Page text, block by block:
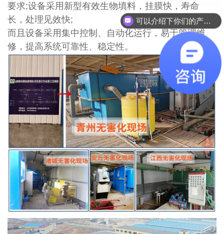
要求;设备采用新型有效生物填料，挂膜快，寿命
长，处理见效快;
而且设备采用集中控制、自动化运行，易于管理维
修，提高系统可靠性、稳定性。
可以介绍下你们的产品么